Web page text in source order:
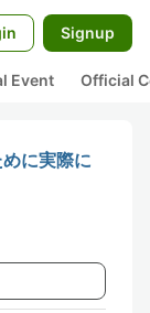
Signup
Event Official
に実際に